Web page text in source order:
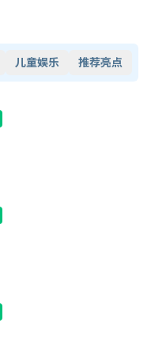
儿童娱乐 推荐亮点